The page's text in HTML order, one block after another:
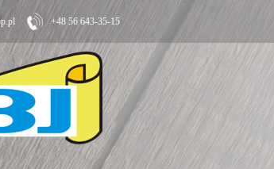
+48 56 643-35-15